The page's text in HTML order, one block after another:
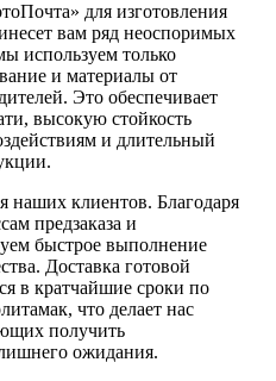
для изготовления
вам ряд неоспоримых
используем только
и материалы от
Это обеспечивает
высокую стойкость
и длительный
клиентов. Благодаря
предзаказа и
быстрое выполнение
Доставка готовой
в кратчайшие сроки по
что делает нас
получить
ожидания.